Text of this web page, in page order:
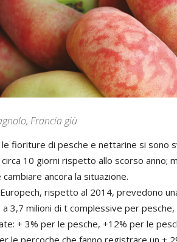
Francia giù
fioriture di pesche e nettarine si sono
10 giorni rispetto allo scorso anno;
ancora la situazione.
rispetto al 2014, prevedono
3,7 milioni di t complessive per
+ 3% per le pesche, +12% per le
le percoche che fanno registrare un +